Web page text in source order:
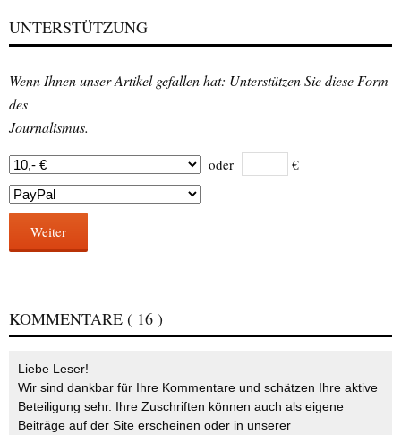
UNTERSTÜTZUNG
Wenn Ihnen unser Artikel gefallen hat: Unterstützen Sie diese Form
des
Journalismus.
oder €
Weiter
KOMMENTARE ( 16 )
Liebe Leser!
Wir sind dankbar für Ihre Kommentare und schätzen Ihre aktive
Beteiligung sehr. Ihre Zuschriften können auch als eigene
Beiträge auf der Site erscheinen oder in unserer